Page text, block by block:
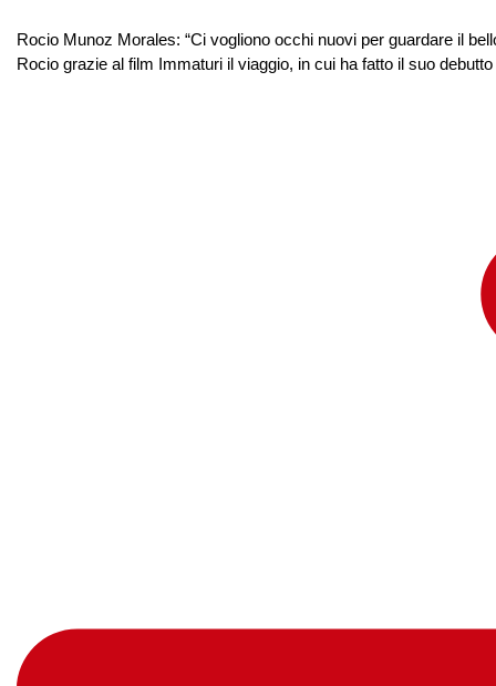
Rocio Munoz Morales: “Ci vogliono occhi nuovi per guardare il
Rocio grazie al film Immaturi il viaggio, in cui ha fatto il suo